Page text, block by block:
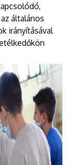
általános
irányításával